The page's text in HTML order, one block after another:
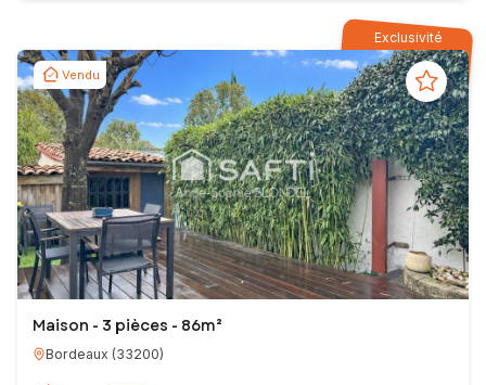
Exclusivité
Vendu
Maison - 3 pièces - 86m²
Bordeaux (33200)